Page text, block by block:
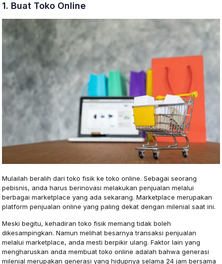
1. Buat Toko Online
Mulailah beralih dari toko fisik ke toko online. Sebagai seorang
pebisnis, anda harus berinovasi melakukan penjualan melalui
berbagai marketplace yang ada sekarang. Marketplace merupakan
platform penjualan online yang paling dekat dengan milenial saat ini.
Meski begitu, kehadiran toko fisik memang tidak boleh
dikesampingkan. Namun melihat besarnya transaksi penjualan
melalui marketplace, anda mesti berpikir ulang. Faktor lain yang
mengharuskan anda membuat toko online adalah bahwa generasi
milenial merupakan generasi yang hidupnya selama 24 jam bersama